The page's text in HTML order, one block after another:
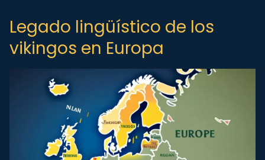
Legado lingüístico de los
vikingos en Europa